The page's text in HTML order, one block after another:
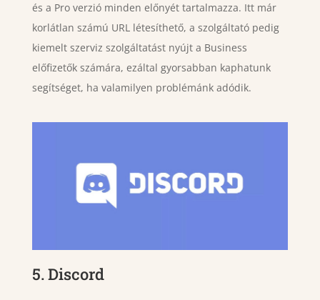
és a Pro verzió minden előnyét tartalmazza. Itt már
korlátlan számú URL létesíthető, a szolgáltató pedig
kiemelt szerviz szolgáltatást nyújt a Business
előfizetők számára, ezáltal gyorsabban kaphatunk
segítséget, ha valamilyen problémánk adódik.
5. Discord